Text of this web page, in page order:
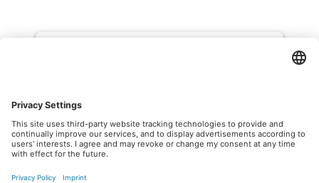
that may collect data about your activity.
Please review the details and accept the
service to see this content.